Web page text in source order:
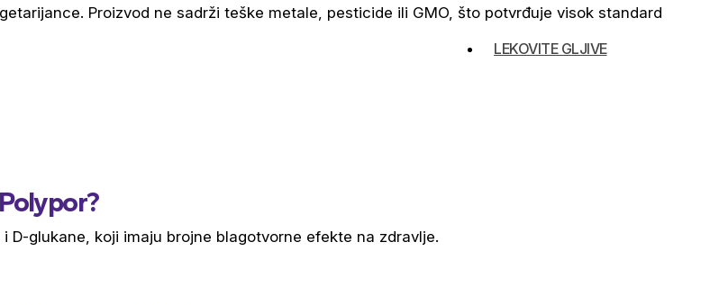
LEKOVITE GLJIVE
Proizvod ne sadrži teške metale, pesticide ili GMO, što potvrđuje visok standard
glukane, koji imaju brojne blagotvorne efekte na zdravlje.